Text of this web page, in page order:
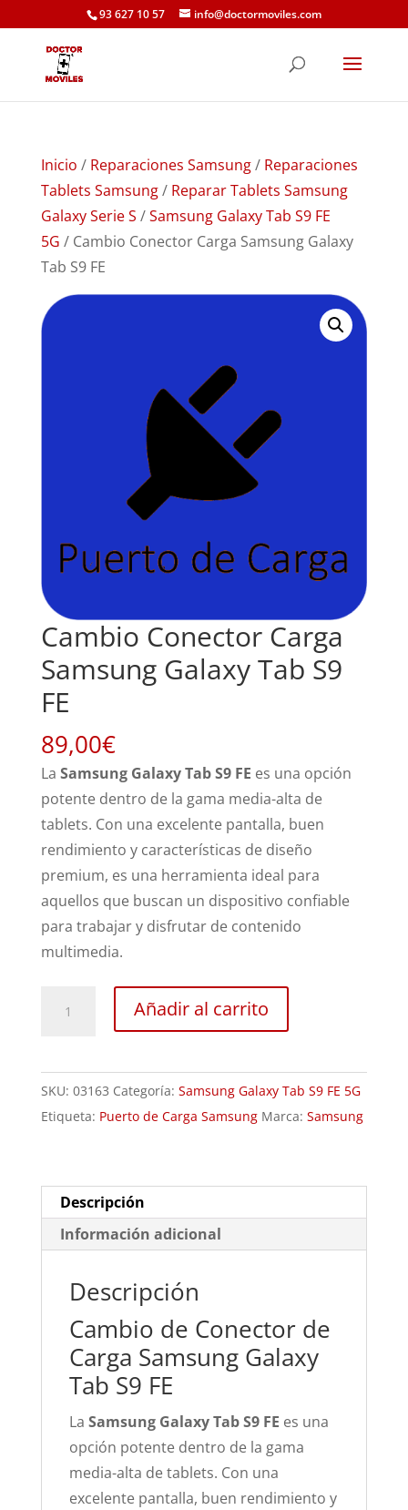
93 627 10 57 info@doctormoviles.com
Inicio / Reparaciones Samsung/ Reparaciones
Tablets Samsung/ Reparar Tablets Samsung
Galaxy Serie S /Samsung Galaxy Tab S9 FE
5G / Cambio Conector Carga Samsung Galaxy
Tab S9 FE
Cambio Conector Carga
Samsung Galaxy Tab S9
FE
89,00€
La Samsung Galaxy Tab S9 FE es una opción
potente dentro de la gama media-alta de
tablets. Con una excelente pantalla, buen
rendimiento y características de diseño
premium, es una herramienta ideal para
aquellos que buscan un dispositivo confiable
para trabajar y disfrutar de contenido
multimedia.
Samsung
Galaxy
Tab
cantidad
Añadir al carrito
SKU: 03163 Categoría: Samsung Galaxy Tab S9 FE 5G
Etiqueta: Puerto de Carga Samsung Marca: Samsung
Descripción
Información adicional
Descripción
Cambio de Conector de
Carga Samsung Galaxy
Tab S9 FE
La Samsung Galaxy Tab S9 FE es una
opción potente dentro de la gama
media-alta de tablets. Con una
excelente pantalla, buen rendimiento y